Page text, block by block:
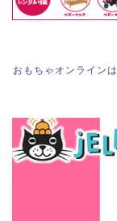
おもちゃオンライン